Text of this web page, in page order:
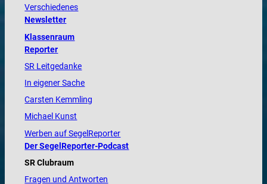
Verschiedenes
Newsletter
Klassenraum
Reporter
SR Leitgedanke
In eigener Sache
Carsten Kemmling
Michael Kunst
Werben auf SegelReporter
Der SegelReporter-Podcast
SR Clubraum
Fragen und Antworten